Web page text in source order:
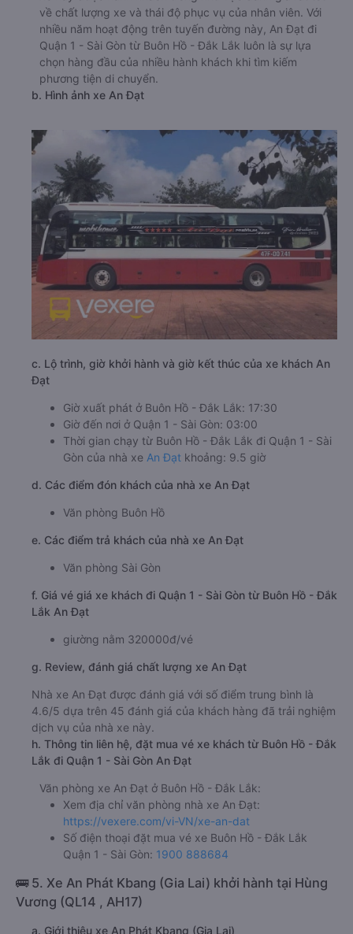
về chất lượng xe và thái độ phục vụ của nhân viên. Với
nhiều năm hoạt động trên tuyến đường này, An Đạt đi
Quận 1 - Sài Gòn từ Buôn Hồ - Đắk Lắk luôn là sự lựa
chọn hàng đầu của nhiều hành khách khi tìm kiếm
phương tiện di chuyển.
b. Hình ảnh xe An Đạt
c. Lộ trình, giờ khởi hành và giờ kết thúc của xe khách An
Đạt
Giờ xuất phát ở Buôn Hồ - Đắk Lắk: 17:30
Giờ đến nơi ở Quận 1 - Sài Gòn: 03:00
Thời gian chạy từ Buôn Hồ - Đắk Lắk đi Quận 1 - Sài
Gòn của nhà xe An Đạt khoảng: 9.5 giờ
d. Các điểm đón khách của nhà xe An Đạt
Văn phòng Buôn Hồ
e. Các điểm trả khách của nhà xe An Đạt
Văn phòng Sài Gòn
f. Giá vé giá xe khách đi Quận 1 - Sài Gòn từ Buôn Hồ - Đắk
Lắk An Đạt
giường nằm 320000đ/vé
g. Review, đánh giá chất lượng xe An Đạt
Nhà xe An Đạt được đánh giá với số điểm trung bình là
4.6/5 dựa trên 45 đánh giá của khách hàng đã trải nghiệm
dịch vụ của nhà xe này.
h. Thông tin liên hệ, đặt mua vé xe khách từ Buôn Hồ - Đắk
Lắk đi Quận 1 - Sài Gòn An Đạt
Văn phòng xe An Đạt ở Buôn Hồ - Đắk Lắk:
Xem địa chỉ văn phòng nhà xe An Đạt:
https://vexere.com/vi-VN/xe-an-dat
Số điện thoại đặt mua vé xe Buôn Hồ - Đắk Lắk
Quận 1 - Sài Gòn: 1900 888684
🚌 5. Xe An Phát Kbang (Gia Lai) khởi hành tại Hùng
Vương (QL14 , AH17)
a. Giới thiệu xe An Phát Kbang (Gia Lai)